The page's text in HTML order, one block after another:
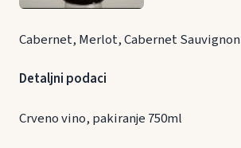
Cabernet, Merlot, Cabernet Sauvignon
Detaljni podaci
Crveno vino, pakiranje 750ml